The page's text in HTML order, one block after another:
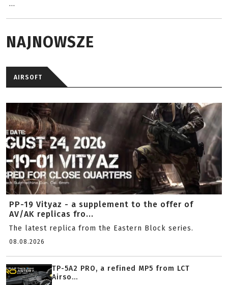
...
NAJNOWSZE
AIRSOFT
PP-19 Vityaz - a supplement to the offer of
AV/AK replicas fro...
The latest replica from the Eastern Block series.
08.08.2026
TP-5A2 PRO, a refined MP5 from LCT
Airso...